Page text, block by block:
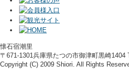
懐石宿潮里
〒671-1301兵庫県たつの市御津町黒崎1404
Copyright (C) 2009 Shiori. All Rights